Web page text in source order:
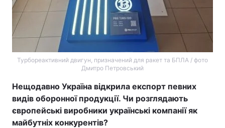
Турбореактивний двигун, призначений для ракет та БПЛА / фото
Дмитро Петровський
Нещодавно Україна відкрила експорт певних
видів оборонної продукції. Чи розглядають
європейські виробники українські компанії як
майбутніх конкурентів?